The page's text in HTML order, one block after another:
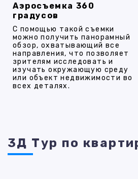
Аэросъемка 360
градусов
С помощью такой съемки
можно получить панорамный
обзор, охватывающий все
направления, что позволяет
зрителям исследовать и
изучать окружающую среду
или объект недвижимости во
всех деталях.
3Д Тур по